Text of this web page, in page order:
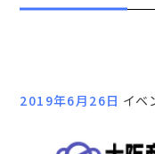
2019年6月26日 イベ